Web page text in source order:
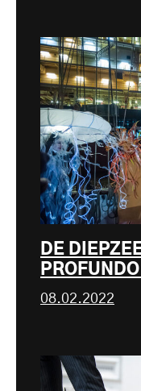
DE
08.02.2022